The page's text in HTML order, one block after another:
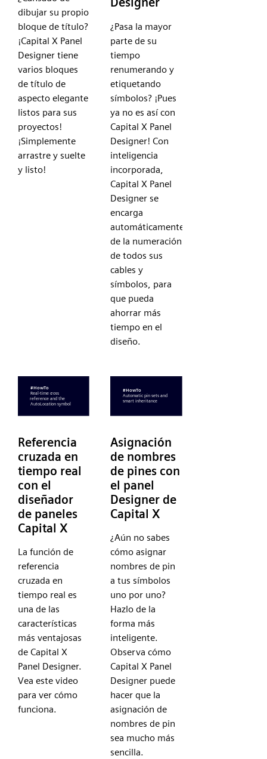
dibujar su propio
bloque de título?
¡Capital X Panel
Designer tiene
varios bloques
de título de
aspecto elegante
listos para sus
proyectos!
¡Simplemente
arrastre y suelte
y listo!
¿Pasa la mayor
parte de su
tiempo
renumerando y
etiquetando
símbolos? ¡Pues
ya no es así con
Capital X Panel
Designer! Con
inteligencia
incorporada,
Capital X Panel
Designer se
encarga
automáticamente
de la numeración
de todos sus
cables y
símbolos, para
que pueda
ahorrar más
tiempo en el
diseño.
Referencia
cruzada en
tiempo real
con el
diseñador
de paneles
Capital X
La función de
referencia
cruzada en
tiempo real es
una de las
características
más ventajosas
de Capital X
Panel Designer.
Vea este video
para ver cómo
funciona.
Asignación
de nombres
de pines con
el panel
Designer de
Capital X
¿Aún no sabes
cómo asignar
nombres de pin
a tus símbolos
uno por uno?
Hazlo de la
forma más
inteligente.
Observa cómo
Capital X Panel
Designer puede
hacer que la
asignación de
nombres de pin
sea mucho más
sencilla.